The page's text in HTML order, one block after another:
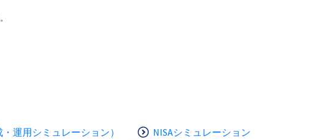
運用シミュレーション）
NISAシミュレーション